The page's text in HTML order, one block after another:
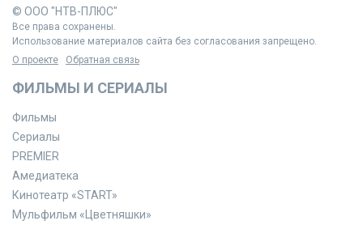
© ООО "НТВ-ПЛЮС"
Все права сохранены.
Использование материалов сайта без согласования запрещено.
О проекте
Обратная связь
ФИЛЬМЫ И СЕРИАЛЫ
Фильмы
Сериалы
PREMIER
Амедиатека
Кинотеатр «START»
Мульфильм «Цветняшки»